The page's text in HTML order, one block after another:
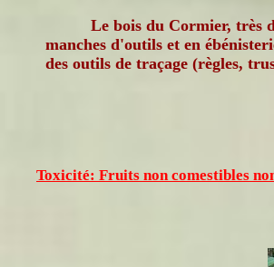
Le bois du Cormier, très
manches d'outils et en
des outils de traçage (règles,
Toxicité: Fruits non comestibles